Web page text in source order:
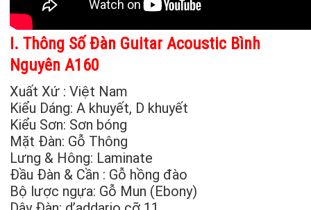
I. Thông Số Đàn Guitar Acoustic Bình
Nguyên A160
Xuất Xứ : Việt Nam
Kiểu Dáng: A khuyết, D khuyết
Kiểu Sơn: Sơn bóng
Mặt Đàn: Gỗ Thông
Lưng & Hông: Laminate
Đầu Đàn & Cần : Gỗ hồng đào
Bộ lược ngựa: Gỗ Mun (Ebony)